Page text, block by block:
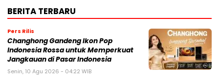
BERITA TERBARU
Pers Rilis
Changhong Gandeng Ikon Pop
Indonesia Rossa untuk Memperkuat
Jangkauan di Pasar Indonesia
Senin, 10 Agu 2026 - 04:22 WIB